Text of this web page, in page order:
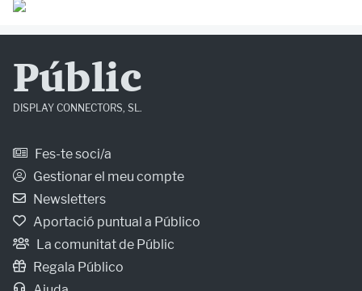
Públic
DISPLAY CONNECTORS, SL.
Fes-te soci/a
Gestionar el meu compte
Newsletters
Aportació puntual a Público
La comunitat de Públic
Regala Público